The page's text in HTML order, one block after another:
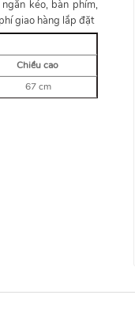
kéo, bàn phím,
giao hàng lắp đặt
Chiều cao
67 cm